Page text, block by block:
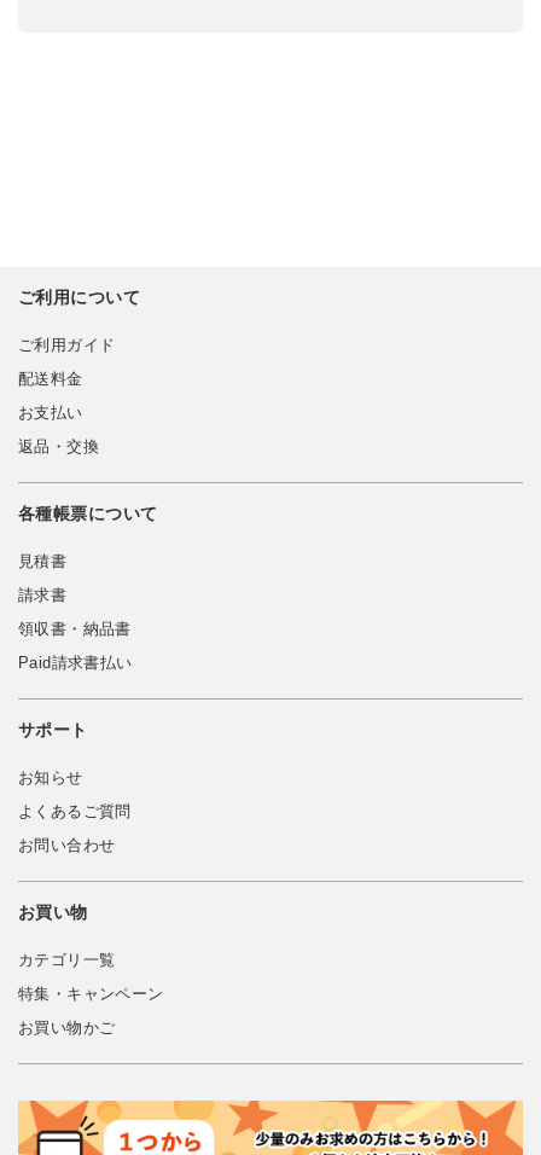
ご利用について
ご利用ガイド
配送料金
お支払い
返品・交換
各種帳票について
見積書
請求書
領収書・納品書
Paid請求書払い
サポート
お知らせ
よくあるご質問
お問い合わせ
お買い物
カテゴリ一覧
特集・キャンペーン
お買い物かご